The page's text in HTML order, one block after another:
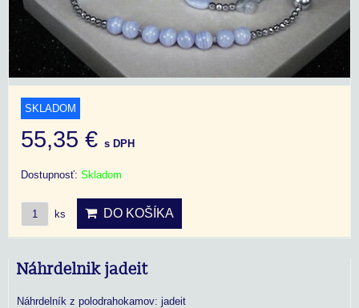
SKLADOM
55,35 € s DPH
Dostupnosť: Skladom
ks DO KOŠÍKA
Náhrdelnik jadeit
Náhrdelník z polodrahokamov: jadeit